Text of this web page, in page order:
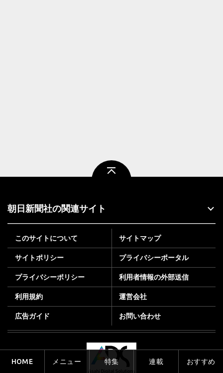
朝日新聞社の関連サイト
このサイトについて サイトマップ
サイトポリシー プライバシーポータル
プライバシーポリシー 利用者情報の外部送信
利用規約 運営会社
広告ガイド お問い合わせ
HOME メニュー 特集 連載 おすすめ